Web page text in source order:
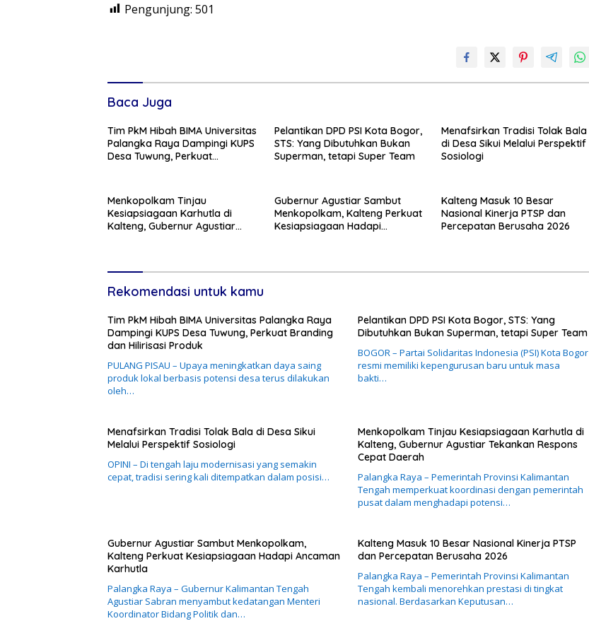
Pengunjung: 501
Baca Juga
Tim PkM Hibah BIMA Universitas
Palangka Raya Dampingi KUPS
Desa Tuwung, Perkuat
Pelantikan DPD PSI Kota Bogor,
STS: Yang Dibutuhkan Bukan
Superman, tetapi Super Team
Menafsirkan Tradisi Tolak Bala
di Desa Sikui Melalui Perspektif
Sosiologi
Menkopolkam Tinjau
Kesiapsiagaan Karhutla di
Kalteng, Gubernur Agustiar
Gubernur Agustiar Sambut
Menkopolkam, Kalteng Perkuat
Kesiapsiagaan Hadapi
Kalteng Masuk 10 Besar
Nasional Kinerja PTSP dan
Percepatan Berusaha 2026
Rekomendasi untuk kamu
Tim PkM Hibah BIMA Universitas Palangka Raya
Dampingi KUPS Desa Tuwung, Perkuat Branding
dan Hilirisasi Produk
PULANG PISAU – Upaya meningkatkan daya saing
produk lokal berbasis potensi desa terus dilakukan
oleh…
Pelantikan DPD PSI Kota Bogor, STS: Yang
Dibutuhkan Bukan Superman, tetapi Super Team
BOGOR – Partai Solidaritas Indonesia (PSI) Kota Bogor
resmi memiliki kepengurusan baru untuk masa
bakti…
Menafsirkan Tradisi Tolak Bala di Desa Sikui
Melalui Perspektif Sosiologi
OPINI – Di tengah laju modernisasi yang semakin
cepat, tradisi sering kali ditempatkan dalam posisi…
Menkopolkam Tinjau Kesiapsiagaan Karhutla di
Kalteng, Gubernur Agustiar Tekankan Respons
Cepat Daerah
Palangka Raya – Pemerintah Provinsi Kalimantan
Tengah memperkuat koordinasi dengan pemerintah
pusat dalam menghadapi potensi…
Gubernur Agustiar Sambut Menkopolkam,
Kalteng Perkuat Kesiapsiagaan Hadapi Ancaman
Karhutla
Palangka Raya – Gubernur Kalimantan Tengah
Agustiar Sabran menyambut kedatangan Menteri
Koordinator Bidang Politik dan…
Kalteng Masuk 10 Besar Nasional Kinerja PTSP
dan Percepatan Berusaha 2026
Palangka Raya – Pemerintah Provinsi Kalimantan
Tengah kembali menorehkan prestasi di tingkat
nasional. Berdasarkan Keputusan…